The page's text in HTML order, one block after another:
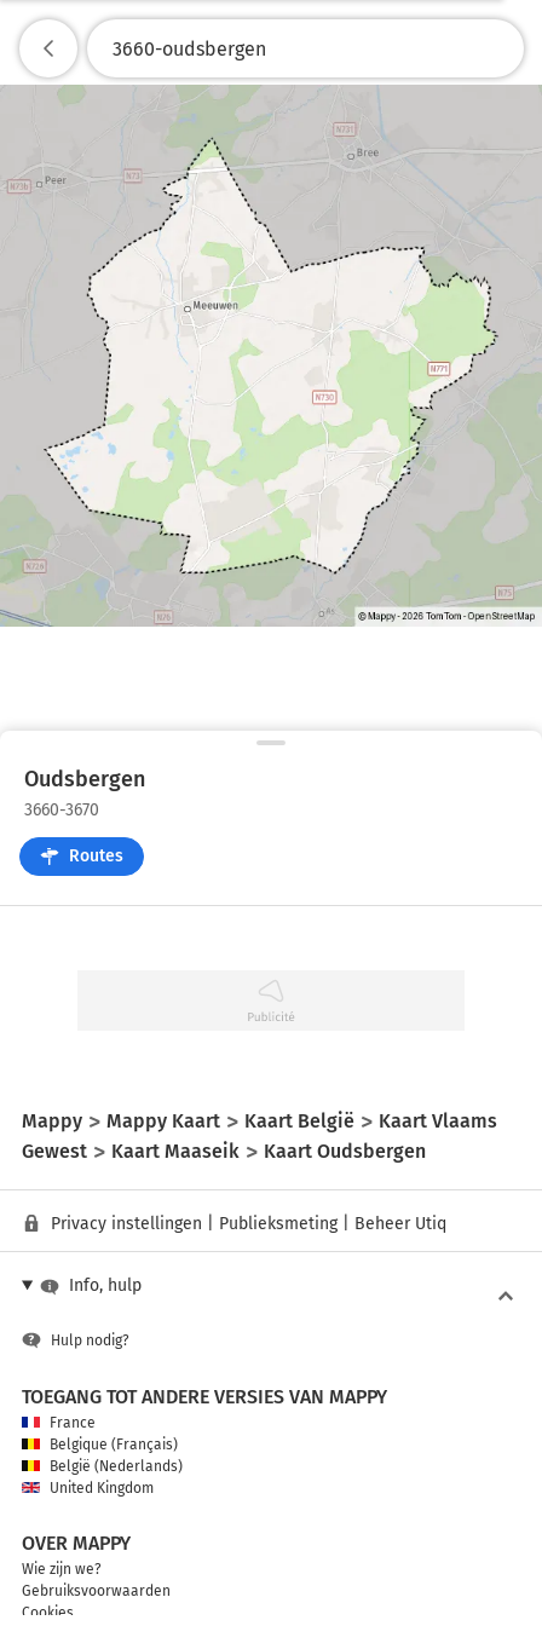
Oudsbergen
3660-3670
Routes
Mappy Mappy Kaart Kaart België
Kaart Vlaams
Gewest
Kaart Maaseik Kaart Oudsbergen
Privacy instellingen Publieksmeting| Beheer Utiq
Info, hulp
Hulp nodig?
TOEGANG TOT ANDERE VERSIES VAN MAPPY
France
Belgique (Français)
België (Nederlands)
United Kingdom
OVER MAPPY
Wie zijn we?
Gebruiksvoorwaarden
Cookies